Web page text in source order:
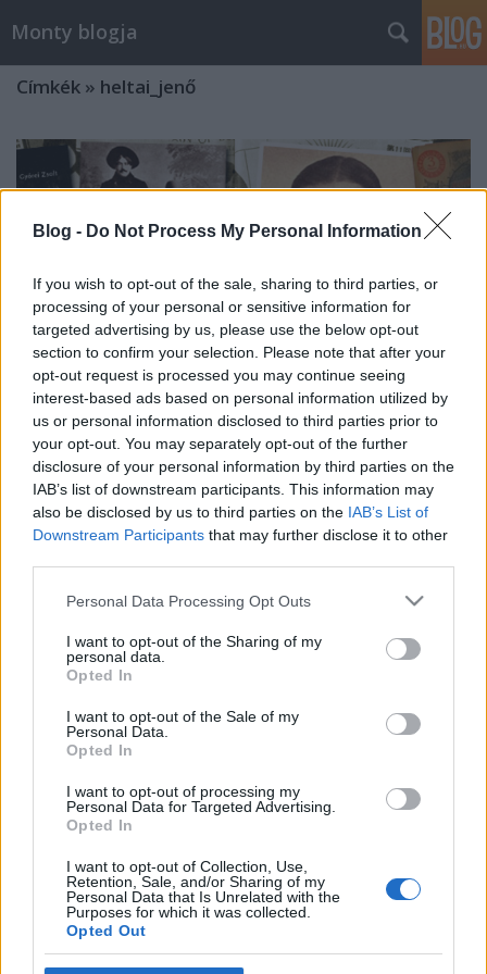
Blog - Do Not Process My Personal Information
If you wish to opt-out of the sale, sharing to third parties, or
processing of your personal or sensitive information for
targeted advertising by us, please use the below opt-out
section to confirm your selection. Please note that after your
opt-out request is processed you may continue seeing
interest-based ads based on personal information utilized by
us or personal information disclosed to third parties prior to
your opt-out. You may separately opt-out of the further
disclosure of your personal information by third parties on the
IAB’s list of downstream participants. This information may
also be disclosed by us to third parties on the IAB’s List of
Downstream Participants that may further disclose it to other
Please note that this website/app uses one or more Google
not limited to your visit or usage behaviour. You may click to
grant or deny consent to Google and its third-party tags to
use your data for below specified purposes in below Google
consent section.
Personal Data Processing Opt Outs
I want to opt-out of the Sharing of my
personal data.
Opted In
I want to opt-out of the Sale of my
Personal Data.
Opted In
I want to opt-out of processing my
Personal Data for Targeted Advertising.
Opted In
I want to opt-out of Collection, Use,
Retention, Sale, and/or Sharing of my
Personal Data that Is Unrelated with the
Purposes for which it was collected.
Opted Out
Monty blogja
Címkék » heltai_jenő
ÉLETRAJZ: Heltai Jenő
Monty H.• 2011. augusztus 11.
Zseniális bohémregényei kapcsán már említettem
Heltai Jenő nevét, de most, születésének 140.
évfordulóján végre sort kerítek egy életrajzi
bejegyzésre is. A huszadik századi magyar irodalom
egyik legsokoldalúbb alkotójáról lesz most szó, az
íróról, a költőről, a színpadi szerzőről, a
humoristáról, a…
KÖNYV: Heltai Jenő bohémregényei
Monty H.•2010. szeptember 03.
Az utolsó bohém, Jaguár és a többiek Szomorú, de
sajnálatos tény, hogy Heltai Jenőt manapság kevesen
ismerik, s akik mégis, azok is általában csak egy-egy
művét. Pedig a huszadik századi magyar irodalom
egyik legsokoldalúbb alkotójáról van szó. Addig is